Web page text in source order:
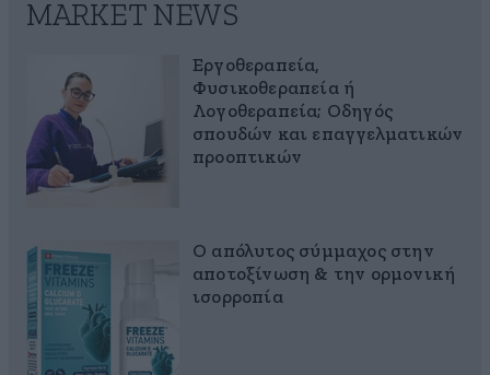
MARKET NEWS
Εργοθεραπεία,
Φυσικοθεραπεία ή
Λογοθεραπεία; Οδηγός
σπουδών και επαγγελματικών
προοπτικών
Ο απόλυτος σύμμαχος στην
αποτοξίνωση & την ορμονική
ισορροπία